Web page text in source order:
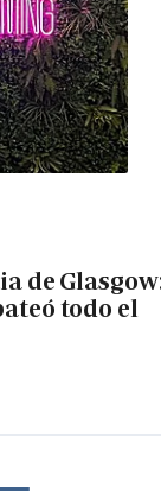
de
todo el